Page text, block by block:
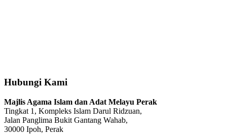
Hubungi Kami
Majlis Agama Islam dan Adat Melayu Perak
Tingkat 1, Kompleks Islam Darul Ridzuan,
Jalan Panglima Bukit Gantang Wahab,
30000 Ipoh, Perak